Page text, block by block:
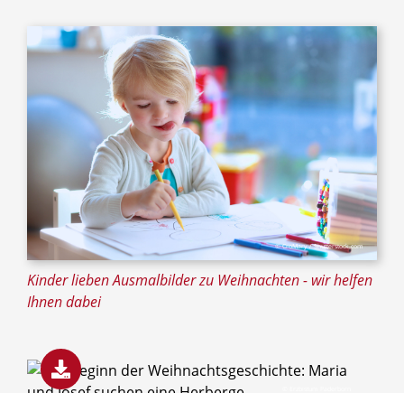
© CroMary / Shutterstock.com
Kinder lieben Ausmalbilder zu Weihnachten - wir helfen
Ihnen dabei